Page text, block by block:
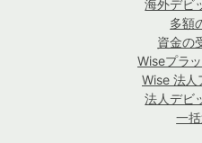
海外デビ
多額
資金の
Wiseプラ
Wise 法人
法人デビ
一